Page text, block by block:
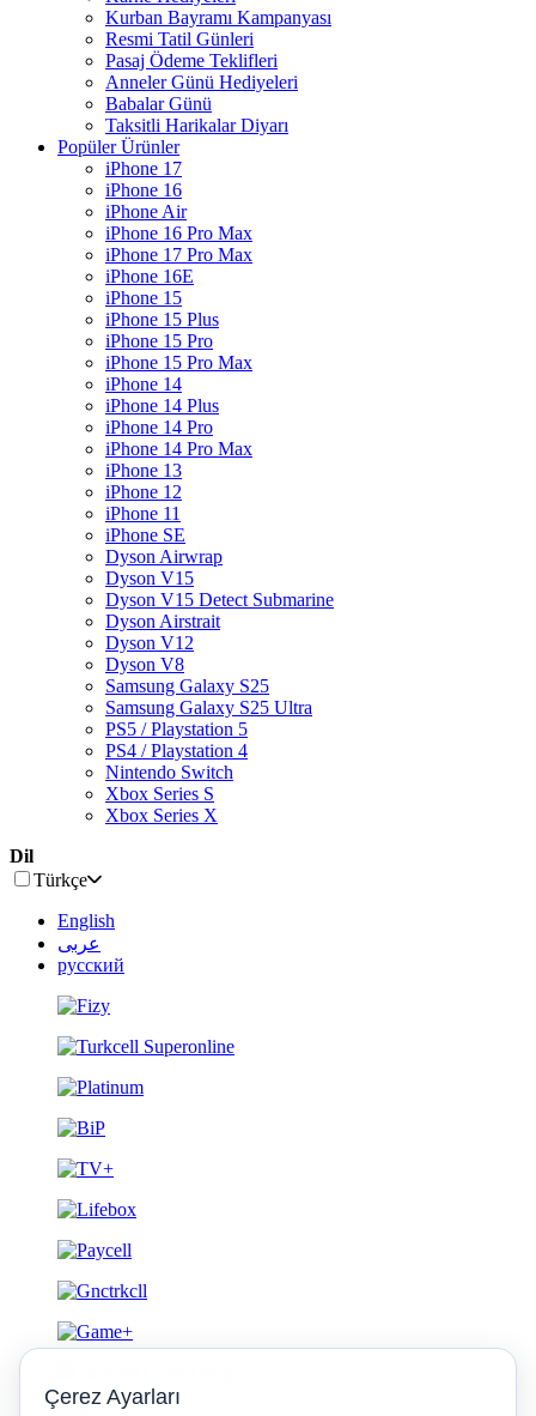
Kurban Bayramı Kampanyası
Resmi Tatil Günleri
Pasaj Ödeme Teklifleri
Anneler Günü Hediyeleri
Babalar Günü
Taksitli Harikalar Diyarı
Popüler Ürünler
iPhone 17
iPhone 16
iPhone Air
iPhone 16 Pro Max
iPhone 17 Pro Max
iPhone 16E
iPhone 15
iPhone 15 Plus
iPhone 15 Pro
iPhone 15 Pro Max
iPhone 14
iPhone 14 Plus
iPhone 14 Pro
iPhone 14 Pro Max
iPhone 13
iPhone 12
iPhone 11
iPhone SE
Dyson Airwrap
Dyson V15
Dyson V15 Detect Submarine
Dyson Airstrait
Dyson V12
Dyson V8
Samsung Galaxy S25
Samsung Galaxy S25 Ultra
PS5 / Playstation 5
PS4 / Playstation 4
Nintendo Switch
Xbox Series S
Xbox Series X
Dil
Türkçe
English
عربى
русский